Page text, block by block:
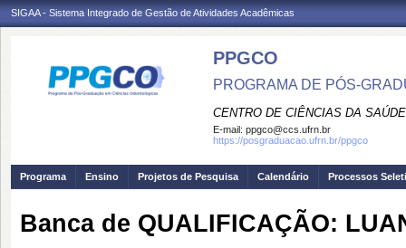
SIGAA - Sistema Integrado de Gestão de Atividades Acadêmicas
PPGCO
PROGRAMA DE PÓS-
CENTRO DE CIÊNCIAS DA SAÚDE
E-mail: ppgco@ccs.ufrn.br
https://posgraduacao.ufrn.br/ppgco
Programa Ensino Projetos de Pesquisa Calendário Processos
Banca de QUALIFICAÇÃO: